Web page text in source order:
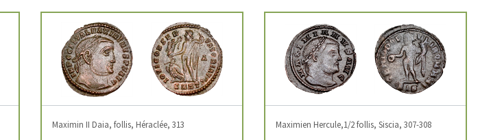
Maximin II Daia, follis, Héraclée, 313 Maximien Hercule,1/2 follis, Siscia, 307-308